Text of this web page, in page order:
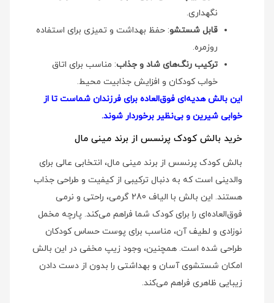
نگهداری.
قابل شستشو: حفظ بهداشت و تمیزی برای استفاده
روزمره.
ترکیب رنگ‌های شاد و جذاب: مناسب برای اتاق
خواب کودکان و افزایش جذابیت محیط.
این بالش هدیه‌ای فوق‌العاده برای فرزندان شماست تا از
خوابی شیرین و بی‌نظیر برخوردار شوند.
خرید بالش کودک پرنسس از برند مینی مال
بالش کودک پرنسس از برند مینی مال، انتخابی عالی برای
والدینی است که به دنبال ترکیبی از کیفیت و طراحی جذاب
هستند. این بالش با الیاف 280 گرمی، راحتی و نرمی
فوق‌العاده‌ای را برای کودک شما فراهم می‌کند. پارچه مخمل
نوزادی و لطیف آن، مناسب برای پوست حساس کودکان
طراحی شده است. همچنین، وجود زیپ مخفی در این بالش
امکان شستشوی آسان و بهداشتی را بدون از دست دادن
زیبایی ظاهری فراهم می‌کند.